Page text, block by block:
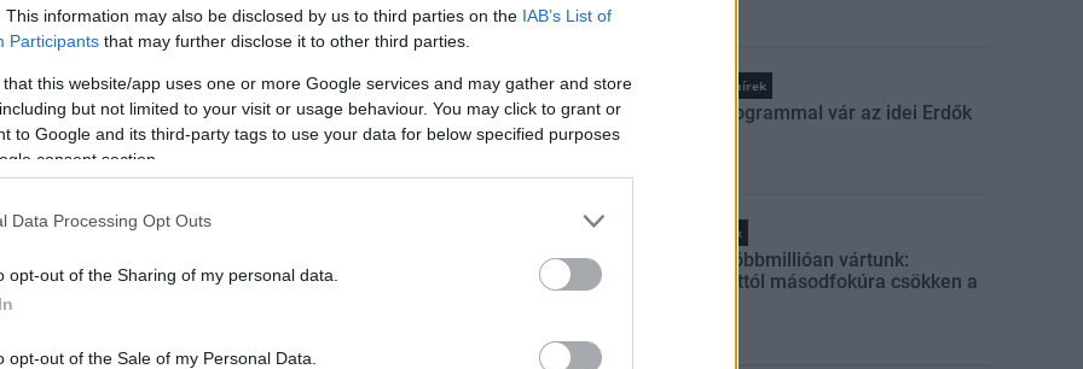
This information may also be disclosed by us to third parties on the IAB’s List of
Participants that may further disclose it to other third parties.
that this website/app uses one or more Google services and may gather and store
but not limited to your visit or usage behaviour. You may click to grant or
to Google and its third-party tags to use your data for below specified purposes
consent section.
Data Processing Opt Outs
opt-out of the Sharing of my personal data.
opt-out of the Sale of my Personal Data.
Országos hírek
Száz programmal vár az idei Erdők
Helyi hírek
Amire többmillióan vártunk:
szombattól másodfokúra csökken a